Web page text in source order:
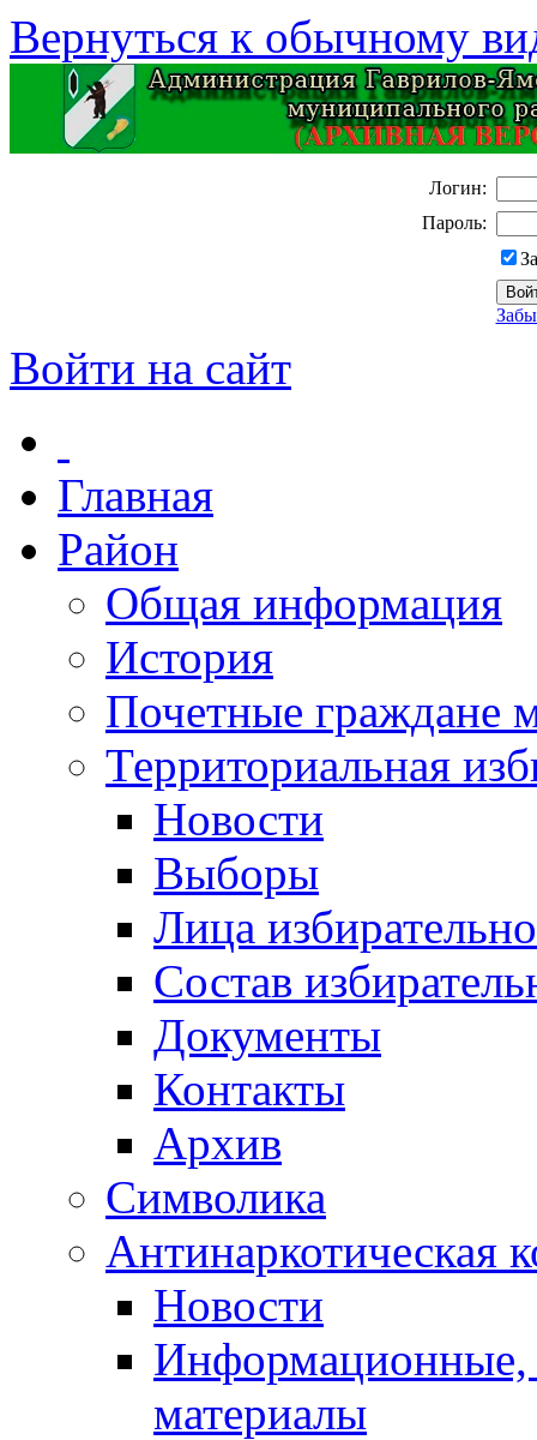
Вернуться к обычному
Логин:
Пароль:
Войти на сайт
Главная
Район
Общая информация
История
Почетные граждане
Территориальная
Новости
Выборы
Лица
Состав
Документы
Контакты
Архив
Символика
Антинаркотическая
Новости
Информационные,
материалы